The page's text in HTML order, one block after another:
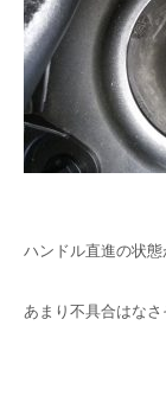
ハンドル直進の状態
あまり不具合はな